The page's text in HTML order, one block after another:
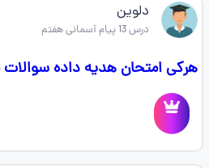
دلوین
درس 13 پیام آسمانی هفتم
هرکی امتحان هدیه داده